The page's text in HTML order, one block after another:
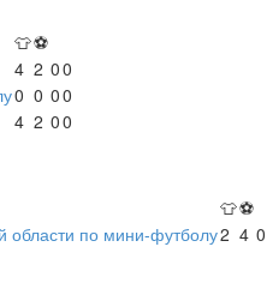
👕⚽
4 2 00
0 0 00
4 2 00
👕⚽
области по мини-футболу2 4 0